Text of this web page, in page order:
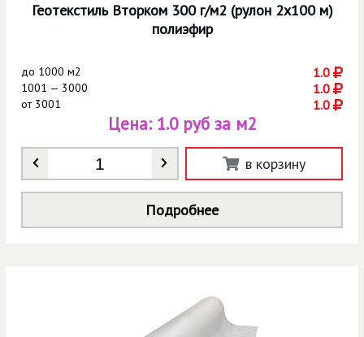
Геотекстиль Вторком 300 г/м2 (рулон 2х100 м)
полиэфир
до 1000 м2 1.0
1001 — 3000 1.0
от3001 1.0
Количество
Цена: 1.0 руб за м2
в корзину
Подробнее